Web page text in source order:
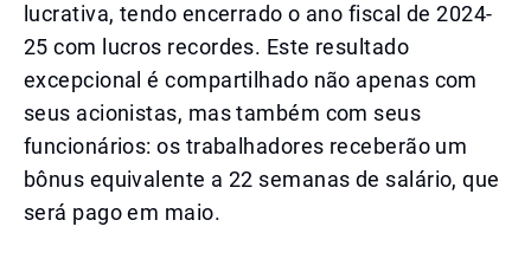
lucrativa, tendo encerrado o ano fiscal de 2024-
25 com lucros recordes. Este resultado
excepcional é compartilhado não apenas com
seus acionistas, mas também com seus
funcionários: os trabalhadores receberão um
bônus equivalente a 22 semanas de salário, que
será pago em maio.